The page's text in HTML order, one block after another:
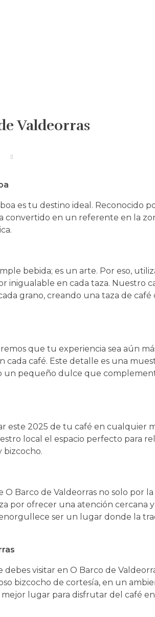
Valdeorras
es tu destino ideal. Reconocido
convertido en un referente en la
bebida; es un arte. Por eso,
inigualable en cada taza. Nuestro
grano, creando una taza de café
que tu experiencia sea aún
café. Este detalle es una
un pequeño dulce que
este 2025 de tu café en cualquier
local el espacio perfecto para
bizcocho.
Barco de Valdeorras no solo por
por ofrecer una atención cercana y
ser un lugar donde la
visitar en O Barco de
bizcocho de cortesía, en un
lugar para disfrutar del café